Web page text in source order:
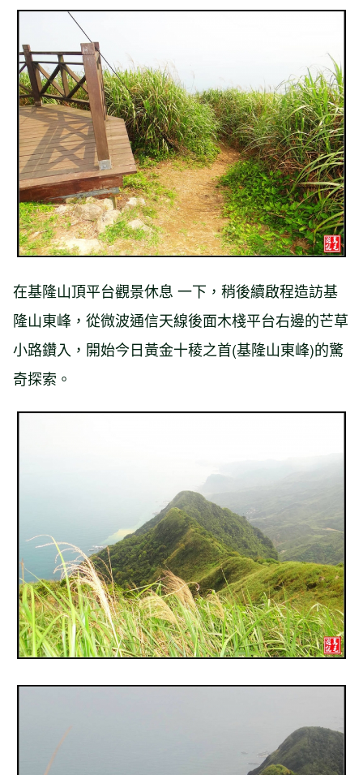
在基隆山頂平台觀景休息 一下，稍後續啟程造訪基
隆山東峰，從微波通信天線後面木棧平台右邊的芒草
小路鑽入，開始今日黃金十稜之首(基隆山東峰)的驚
奇探索。